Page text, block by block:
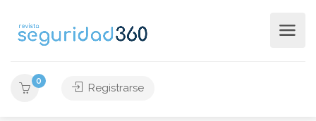
0
Registrarse